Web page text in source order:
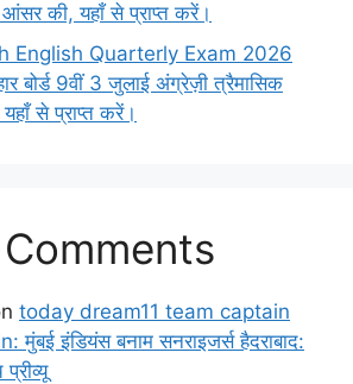
आंसर की, यहाँ से प्राप्त करें।
English Quarterly Exam 2026
बोर्ड 9वीं 3 जुलाई अंग्रेज़ी त्रैमासिक
से प्राप्त करें।
today dream11 team captain
इंडियंस बनाम सनराइजर्स हैदराबाद: